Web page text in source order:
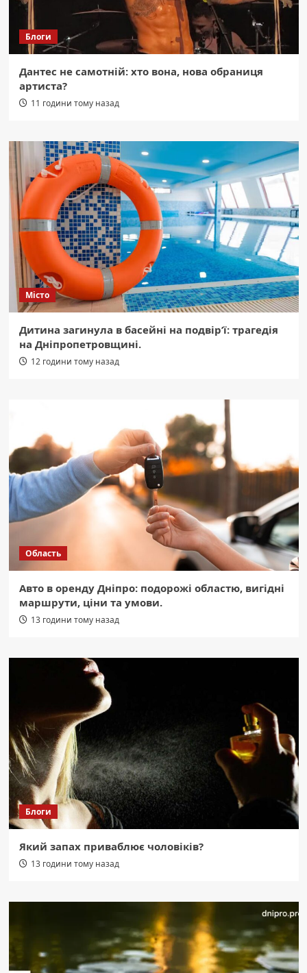
Блоги
Дантес не самотній: хто вона, нова обраниця
артиста?
11 години тому назад
Місто
Дитина загинула в басейні на подвір’ї: трагедія
на Дніпропетровщині.
12 години тому назад
Область
Авто в оренду Дніпро: подорожі областю, вигідні
маршрути, ціни та умови.
13 години тому назад
Блоги
Який запах приваблює чоловіків?
13 години тому назад